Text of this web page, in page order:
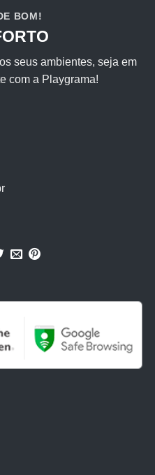
BOM!
seus ambientes, seja em
com a Playgrama!